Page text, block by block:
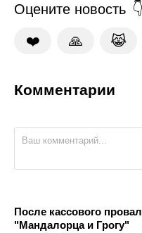
Оцените новость
❤️ 🙏 😹
Комментарии
После кассового
"Мандалорца и Грогу"